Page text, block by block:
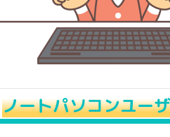
ノートパソコンユー